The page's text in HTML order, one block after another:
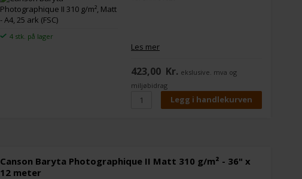
4 stk. på lager
Les mer
423,00 Kr. ekslusive. mva og
miljøbidrag
Canson Baryta Photographique II Matt 310 g/m² - 36" x
12 meter